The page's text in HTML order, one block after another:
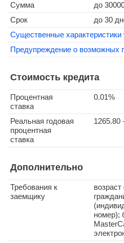
Сумма
до
Срок
до 30
Существенные характеристики
Предупреждение о возможных
Стоимость кредита
Процентная
ставка
0.01%
Реальная годовая
процентная
ставка
1265.80
Дополнительно
Требования к
заемщику
номер);